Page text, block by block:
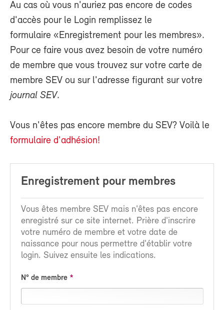
Au cas où vous n'auriez pas encore de codes
d'accès pour le Login remplissez le
formulaire «Enregistrement pour les membres».
Pour ce faire vous avez besoin de votre numéro
de membre que vous trouvez sur votre carte de
membre SEV ou sur l'adresse figurant sur votre
journal SEV.
Vous n'êtes pas encore membre du SEV? Voilà le
formulaire d'adhésion!
Enregistrement pour membres
Vous êtes membre SEV mais n'êtes pas encore
enregistré sur ce site internet. Prière d'inscrire
votre numéro de membre et votre date de
naissance pour nous permettre d'établir votre
login. Suivez ensuite les indications.
N° de membre